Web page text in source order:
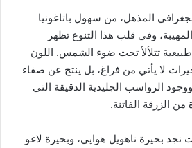
المذهل، من سهول باتاغونيا
وفي قلب هذا التنوع تظهر
طبيعية تتلألأ تحت ضوء الشمس. اللون
لا يأتي من فراغ، بل ينتج عن صفاء
الرواسب الجليدية الدقيقة التي
من الزرقة الفاتنة.
نجد بحيرة ناهويل هواپي، وبحيرة لاغو